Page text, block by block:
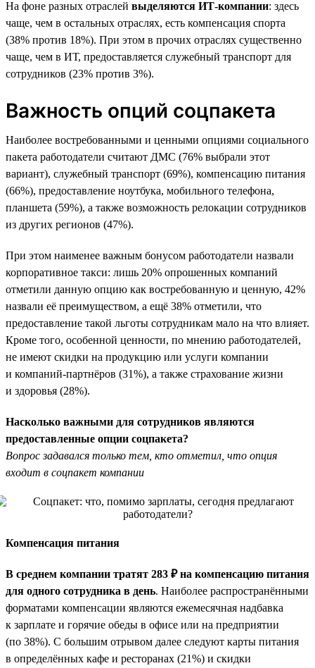
На фоне разных отраслей выделяются ИТ-компании: здесь
чаще, чем в остальных отраслях, есть компенсация спорта
(38% против 18%). При этом в прочих отраслях существенно
чаще, чем в ИТ, предоставляется служебный транспорт для
сотрудников (23% против 3%).
Важность опций соцпакета
Наиболее востребованными и ценными опциями социального
пакета работодатели считают ДМС (76% выбрали этот
вариант), служебный транспорт (69%), компенсацию питания
(66%), предоставление ноутбука, мобильного телефона,
планшета (59%), а также возможность релокации сотрудников
из других регионов (47%).
При этом наименее важным бонусом работодатели назвали
корпоративное такси: лишь 20% опрошенных компаний
отметили данную опцию как востребованную и ценную, 42%
назвали её преимуществом, а ещё 38% отметили, что
предоставление такой льготы сотрудникам мало на что влияет.
Кроме того, особенной ценности, по мнению работодателей,
не имеют скидки на продукцию или услуги компании
и компаний-партнёров (31%), а также страхование жизни
и здоровья (28%).
Насколько важными для сотрудников являются
предоставленные опции соцпакета?
Вопрос задавался только тем, кто отметил, что опция
входит в соцпакет компании
Компенсация питания
В среднем компании тратят 283 ₽ на компенсацию питания
для одного сотрудника в день. Наиболее распространёнными
форматами компенсации являются ежемесячная надбавка
к зарплате и горячие обеды в офисе или на предприятии
(по 38%). С большим отрывом далее следуют карты питания
в определённых кафе и ресторанах (21%) и скидки